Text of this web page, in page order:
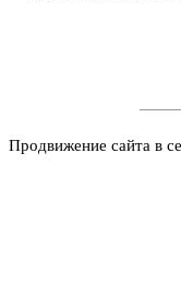
Продвижение сайта в